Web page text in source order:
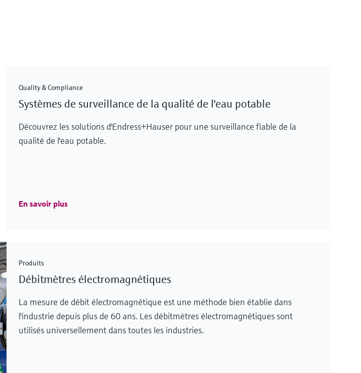
Quality & Compliance
Systèmes de surveillance de la qualité de l'eau potable
Découvrez les solutions d'Endress+Hauser pour une surveillance fiable de la
qualité de l'eau potable.
En savoir plus
Produits
Débitmètres électromagnétiques
La mesure de débit électromagnétique est une méthode bien établie dans
l'industrie depuis plus de 60 ans. Les débitmètres électromagnétiques sont
utilisés universellement dans toutes les industries.